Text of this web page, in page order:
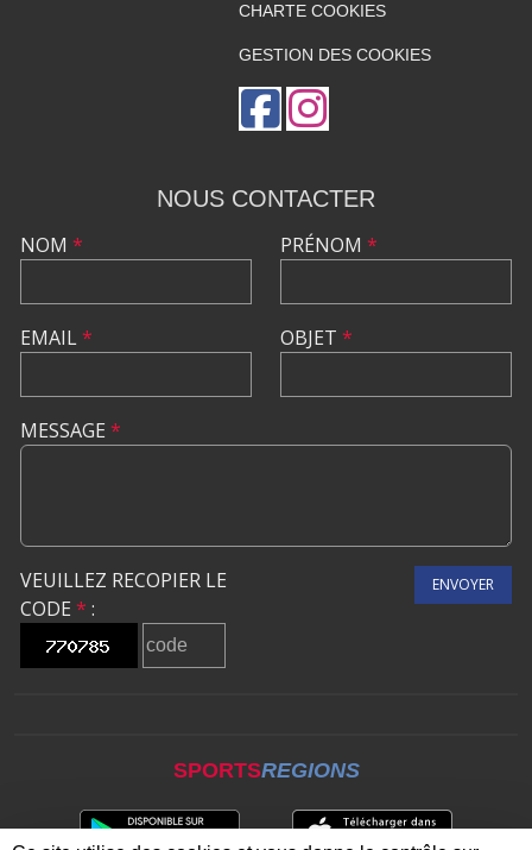
CHARTE COOKIES
GESTION DES COOKIES
NOUS CONTACTER
NOM *
EMAIL*
PRÉNOM *
OBJET *
MESSAGE *
VEUILLEZ RECOPIER LE
CODE * :
ENVOYER
SPORTSREGIONS